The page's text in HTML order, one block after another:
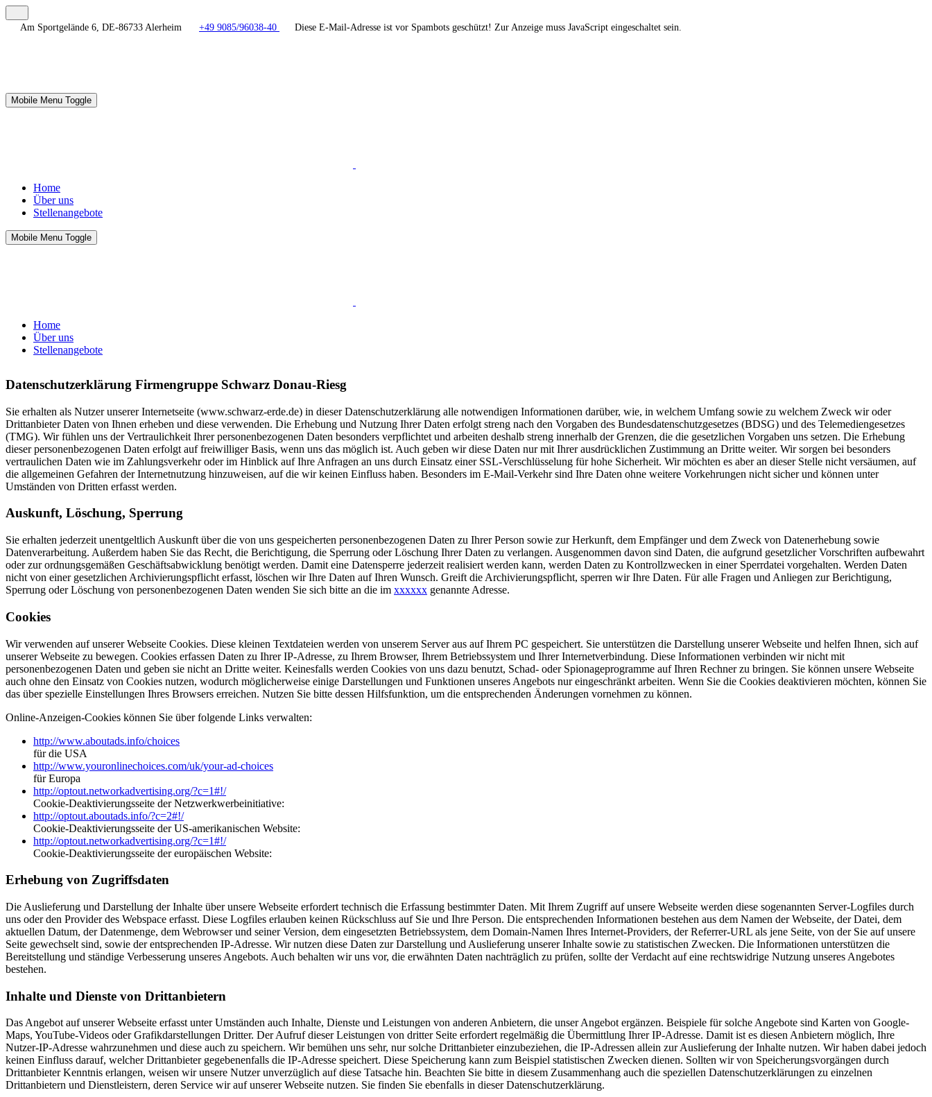
Am Sportgelände 6, DE-86733 Alerheim +49 9085/96038-40 Diese E-Mail-Adresse ist vor Spambots geschützt! Zur Anzeige muss JavaScript eingeschaltet sein.
Mobile Menu Toggle
Home
Über uns
Stellenangebote
Mobile Menu Toggle
Home
Über uns
Stellenangebote
Datenschutzerklärung Firmengruppe Schwarz Donau-Riesg
Sie erhalten als Nutzer unserer Internetseite (www.schwarz-erde.de) in dieser Datenschutzerklärung alle notwendigen Informationen darüber, wie, in welchem Umfang sowie zu welchem Zweck wir oder
Drittanbieter Daten von Ihnen erheben und diese verwenden. Die Erhebung und Nutzung Ihrer Daten erfolgt streng nach den Vorgaben des Bundesdatenschutzgesetzes (BDSG) und des Telemediengesetzes
(TMG). Wir fühlen uns der Vertraulichkeit Ihrer personenbezogenen Daten besonders verpflichtet und arbeiten deshalb streng innerhalb der Grenzen, die die gesetzlichen Vorgaben uns setzen. Die Erhebung
dieser personenbezogenen Daten erfolgt auf freiwilliger Basis, wenn uns das möglich ist. Auch geben wir diese Daten nur mit Ihrer ausdrücklichen Zustimmung an Dritte weiter. Wir sorgen bei besonders
vertraulichen Daten wie im Zahlungsverkehr oder im Hinblick auf Ihre Anfragen an uns durch Einsatz einer SSL-Verschlüsselung für hohe Sicherheit. Wir möchten es aber an dieser Stelle nicht versäumen, auf
die allgemeinen Gefahren der Internetnutzung hinzuweisen, auf die wir keinen Einfluss haben. Besonders im E-Mail-Verkehr sind Ihre Daten ohne weitere Vorkehrungen nicht sicher und können unter
Umständen von Dritten erfasst werden.
Auskunft, Löschung, Sperrung
Sie erhalten jederzeit unentgeltlich Auskunft über die von uns gespeicherten personenbezogenen Daten zu Ihrer Person sowie zur Herkunft, dem Empfänger und dem Zweck von Datenerhebung sowie
Datenverarbeitung. Außerdem haben Sie das Recht, die Berichtigung, die Sperrung oder Löschung Ihrer Daten zu verlangen. Ausgenommen davon sind Daten, die aufgrund gesetzlicher Vorschriften aufbewahrt
oder zur ordnungsgemäßen Geschäftsabwicklung benötigt werden. Damit eine Datensperre jederzeit realisiert werden kann, werden Daten zu Kontrollzwecken in einer Sperrdatei vorgehalten. Werden Daten
nicht von einer gesetzlichen Archivierungspflicht erfasst, löschen wir Ihre Daten auf Ihren Wunsch. Greift die Archivierungspflicht, sperren wir Ihre Daten. Für alle Fragen und Anliegen zur Berichtigung,
Sperrung oder Löschung von personenbezogenen Daten wenden Sie sich bitte an die im xxxxxx genannte Adresse.
Cookies
Wir verwenden auf unserer Webseite Cookies. Diese kleinen Textdateien werden von unserem Server aus auf Ihrem PC gespeichert. Sie unterstützen die Darstellung unserer Webseite und helfen Ihnen, sich auf
unserer Webseite zu bewegen. Cookies erfassen Daten zu Ihrer IP-Adresse, zu Ihrem Browser, Ihrem Betriebssystem und Ihrer Internetverbindung. Diese Informationen verbinden wir nicht mit
personenbezogenen Daten und geben sie nicht an Dritte weiter. Keinesfalls werden Cookies von uns dazu benutzt, Schad- oder Spionageprogramme auf Ihren Rechner zu bringen. Sie können unsere Webseite
auch ohne den Einsatz von Cookies nutzen, wodurch möglicherweise einige Darstellungen und Funktionen unseres Angebots nur eingeschränkt arbeiten. Wenn Sie die Cookies deaktivieren möchten, können Sie
das über spezielle Einstellungen Ihres Browsers erreichen. Nutzen Sie bitte dessen Hilfsfunktion, um die entsprechenden Änderungen vornehmen zu können.
Online-Anzeigen-Cookies können Sie über folgende Links verwalten:
http://www.aboutads.info/choices
für die USA
http://www.youronlinechoices.com/uk/your-ad-choices
für Europa
http://optout.networkadvertising.org/?c=1#!/
Cookie-Deaktivierungsseite der Netzwerkwerbeinitiative:
http://optout.aboutads.info/?c=2#!/
Cookie-Deaktivierungsseite der US-amerikanischen Website:
http://optout.networkadvertising.org/?c=1#!/
Cookie-Deaktivierungsseite der europäischen Website:
Erhebung von Zugriffsdaten
Die Auslieferung und Darstellung der Inhalte über unsere Webseite erfordert technisch die Erfassung bestimmter Daten. Mit Ihrem Zugriff auf unsere Webseite werden diese sogenannten Server-Logfiles durch
uns oder den Provider des Webspace erfasst. Diese Logfiles erlauben keinen Rückschluss auf Sie und Ihre Person. Die entsprechenden Informationen bestehen aus dem Namen der Webseite, der Datei, dem
aktuellen Datum, der Datenmenge, dem Webrowser und seiner Version, dem eingesetzten Betriebssystem, dem Domain-Namen Ihres Internet-Providers, der Referrer-URL als jene Seite, von der Sie auf unsere
Seite gewechselt sind, sowie der entsprechenden IP-Adresse. Wir nutzen diese Daten zur Darstellung und Auslieferung unserer Inhalte sowie zu statistischen Zwecken. Die Informationen unterstützen die
Bereitstellung und ständige Verbesserung unseres Angebots. Auch behalten wir uns vor, die erwähnten Daten nachträglich zu prüfen, sollte der Verdacht auf eine rechtswidrige Nutzung unseres Angebotes
bestehen.
Inhalte und Dienste von Drittanbietern
Das Angebot auf unserer Webseite erfasst unter Umständen auch Inhalte, Dienste und Leistungen von anderen Anbietern, die unser Angebot ergänzen. Beispiele für solche Angebote sind Karten von Google-
Maps, YouTube-Videos oder Grafikdarstellungen Dritter. Der Aufruf dieser Leistungen von dritter Seite erfordert regelmäßig die Übermittlung Ihrer IP-Adresse. Damit ist es diesen Anbietern möglich, Ihre
Nutzer-IP-Adresse wahrzunehmen und diese auch zu speichern. Wir bemühen uns sehr, nur solche Drittanbieter einzubeziehen, die IP-Adressen allein zur Auslieferung der Inhalte nutzen. Wir haben dabei jedoch
keinen Einfluss darauf, welcher Drittanbieter gegebenenfalls die IP-Adresse speichert. Diese Speicherung kann zum Beispiel statistischen Zwecken dienen. Sollten wir von Speicherungsvorgängen durch
Drittanbieter Kenntnis erlangen, weisen wir unsere Nutzer unverzüglich auf diese Tatsache hin. Beachten Sie bitte in diesem Zusammenhang auch die speziellen Datenschutzerklärungen zu einzelnen
Drittanbietern und Dienstleistern, deren Service wir auf unserer Webseite nutzen. Sie finden Sie ebenfalls in dieser Datenschutzerklärung.